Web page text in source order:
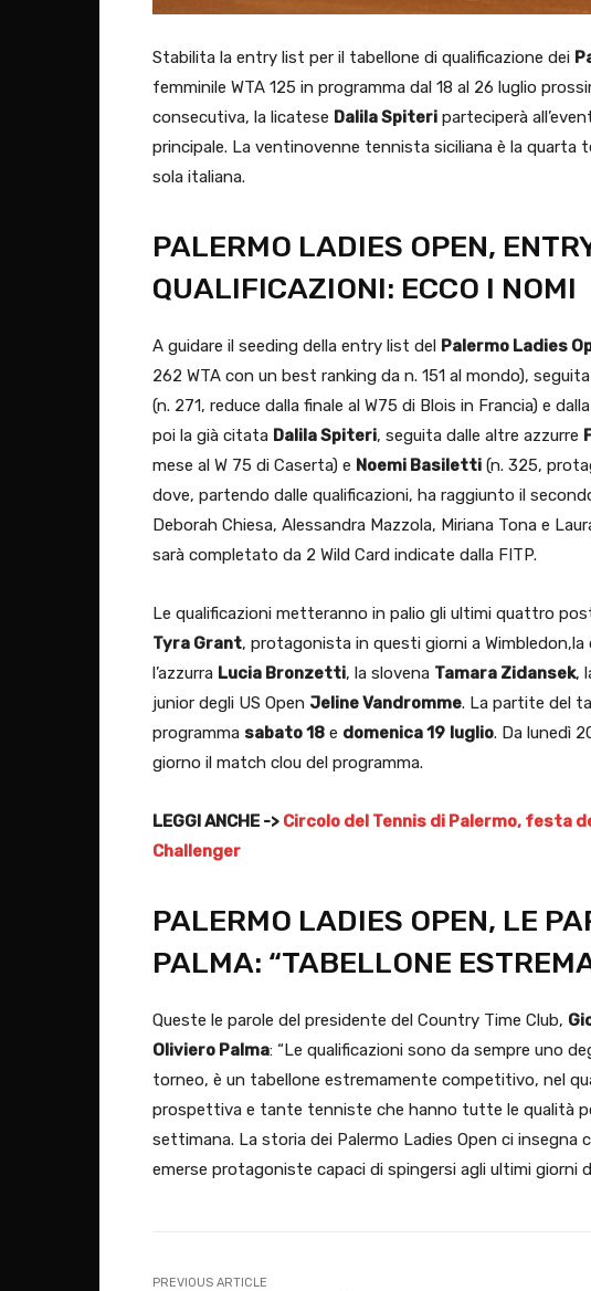
Stabilita la entry list per il tabellone di qualificazione dei
femminile WTA 125 in programma dal 18 al 26 luglio
consecutiva, la licatese Dalila Spiteri parteciperà
principale. La ventinovenne tennista siciliana è la quarta
sola italiana.
PALERMO LADIES OPEN,
QUALIFICAZIONI: ECCO I NOMI
A guidare il seeding della entry list del Palermo Ladies
262 WTA con un best ranking da n. 151 al mondo),
(n. 271, reduce dalla finale al W75 di Blois in Francia) e
poi la già citata Dalila Spiteri, seguita dalle altre azzurre
mese al W 75 di Caserta) e Noemi Basiletti (n. 325,
dove, partendo dalle qualificazioni, ha raggiunto il
Deborah Chiesa, Alessandra Mazzola, Miriana Tona e
sarà completato da 2 Wild Card indicate dalla FITP.
Le qualificazioni metteranno in palio gli ultimi quattro
Tyra Grant, protagonista in questi giorni a
l’azzurra Lucia Bronzetti, la slovena Tamara Zidansek,
junior degli US Open Jeline Vandromme. La partite del
programma sabato 18 e domenica 19 luglio. Da lunedì
giorno il match clou del programma.
LEGGI ANCHE -> Circolo del Tennis di Palermo, festa
Challenger
PALERMO LADIES OPEN, LE
PALMA: “TABELLONE
Queste le parole del presidente del Country Time Club,
Oliviero Palma: “Le qualificazioni sono da sempre uno
torneo, è un tabellone estremamente competitivo, nel
prospettiva e tante tenniste che hanno tutte le qualità
settimana. La storia dei Palermo Ladies Open ci insegna
emerse protagoniste capaci di spingersi agli ultimi giorni
PREVIOUS ARTICLE